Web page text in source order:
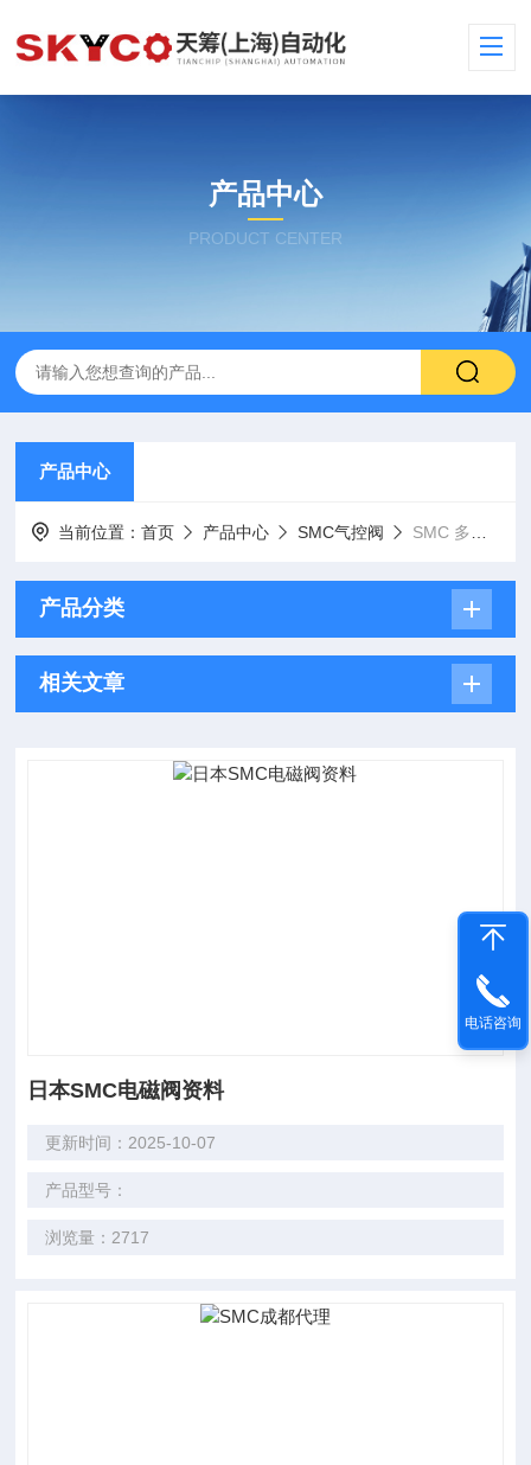
产品中心
PRODUCT CENTER
产品中心
当前位置：首页 产品中心 SMC气控阀 SMC 多功能阀
产品分类
相关文章
日本SMC电磁阀资料
更新时间：2025-10-07
产品型号：
浏览量：2717
电话咨询